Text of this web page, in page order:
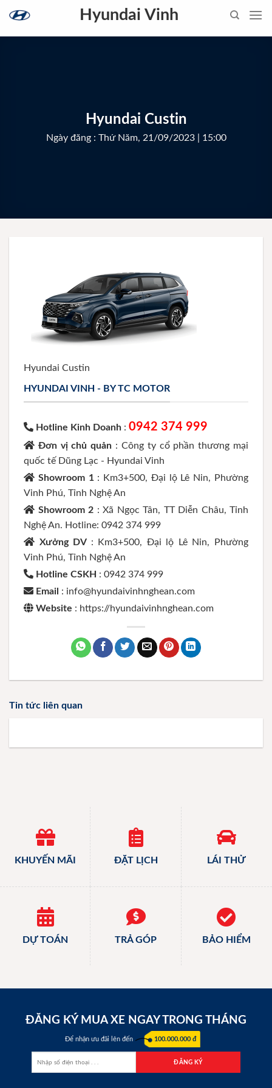
content
Hyundai Vinh
Hyundai Custin
Ngày đăng : Thứ Năm, 21/09/2023 | 15:00
Hyundai Custin
HYUNDAI VINH - BY TC MOTOR
Hotline Kinh Doanh : 0942 374 999
Đơn vị chủ quản : Công ty cổ phần thương mại
quốc tế Dũng Lạc - Hyundai Vinh
Showroom 1 : Km3+500, Đại lộ Lê Nin, Phường
Vinh Phú, Tỉnh Nghệ An
Showroom 2 : Xã Ngọc Tân, TT Diễn Châu, Tỉnh
Nghệ An. Hotline: 0942 374 999
Xưởng DV : Km3+500, Đại lộ Lê Nin, Phường
Vinh Phú, Tỉnh Nghệ An
Hotline CSKH : 0942 374 999
Email : info@hyundaivinhnghean.com
Website : https://hyundaivinhnghean.com
Tin tức liên quan
KHUYẾN MÃI ĐẶT LỊCH LÁI THỬ
DỰ TOÁN TRẢ GÓP BẢO HIỂM
ĐĂNG KÝ MUA XE NGAY TRONG THÁNG
Để nhận ưu đãi lên đến 100.000.000 đ